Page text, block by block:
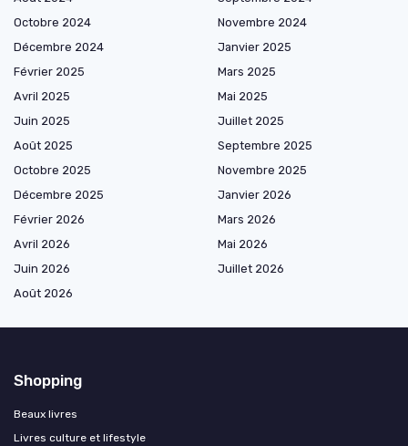
Octobre 2024
Novembre 2024
Décembre 2024
Janvier 2025
Février 2025
Mars 2025
Avril 2025
Mai 2025
Juin 2025
Juillet 2025
Août 2025
Septembre 2025
Octobre 2025
Novembre 2025
Décembre 2025
Janvier 2026
Février 2026
Mars 2026
Avril 2026
Mai 2026
Juin 2026
Juillet 2026
Août 2026
Shopping
Beaux livres
Livres culture et lifestyle